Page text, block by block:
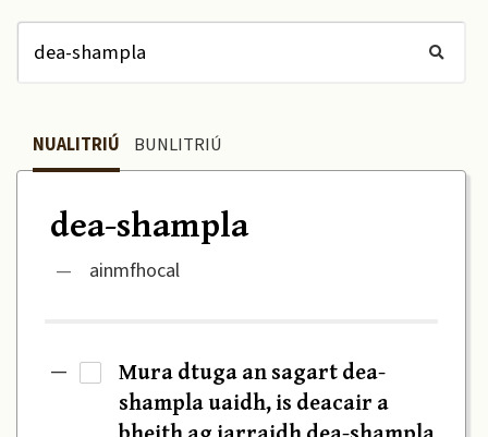
NUALITRIÚ BUNLITRIÚ
dea-shampla
— ainmfhocal
—
Mura dtuga an sagart dea-
shampla uaidh, is deacair a